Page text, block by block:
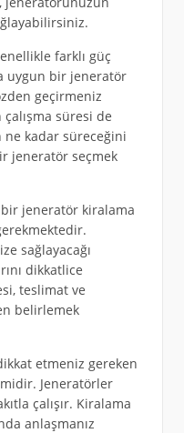
farklı güç
uygun bir jeneratör
geçirmeniz
süresi de
ne kadar süreceğini
jeneratör seçmek
jeneratör kiralama
sağlayacağı
dikkatlice
teslimat ve
belirlemek
etmeniz gereken
Jeneratörler
çalışır. Kiralama
anlaşmanız